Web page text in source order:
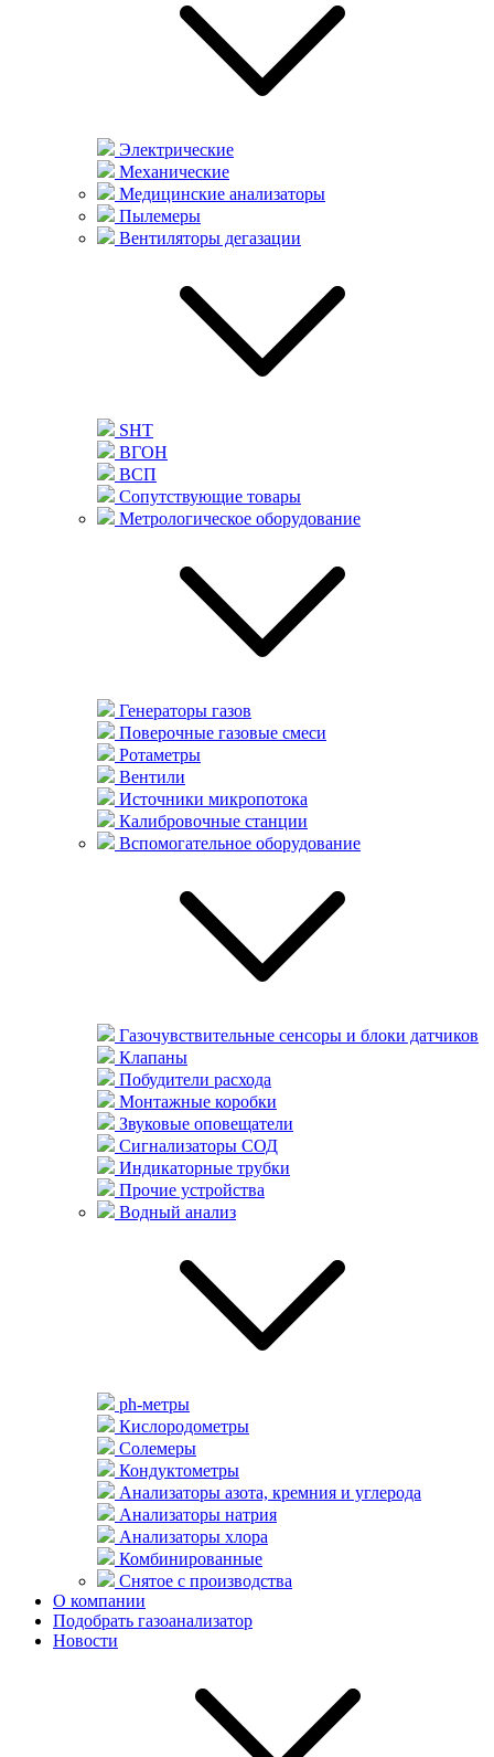
Электрические
Механические
Медицинские анализаторы
Пылемеры
Вентиляторы дегазации
SHT
ВГОН
ВСП
Сопутствующие товары
Метрологическое оборудование
Генераторы газов
Поверочные газовые смеси
Ротаметры
Вентили
Источники микропотока
Калибровочные станции
Вспомогательное оборудование
Газочувствительные сенсоры и блоки датчиков
Клапаны
Побудители расхода
Монтажные коробки
Звуковые оповещатели
Сигнализаторы СОД
Индикаторные трубки
Прочие устройства
Водный анализ
ph-метры
Кислородометры
Солемеры
Кондуктометры
Анализаторы азота, кремния и углерода
Анализаторы натрия
Анализаторы хлора
Комбинированные
Снятое с производства
О компании
Подобрать газоанализатор
Новости